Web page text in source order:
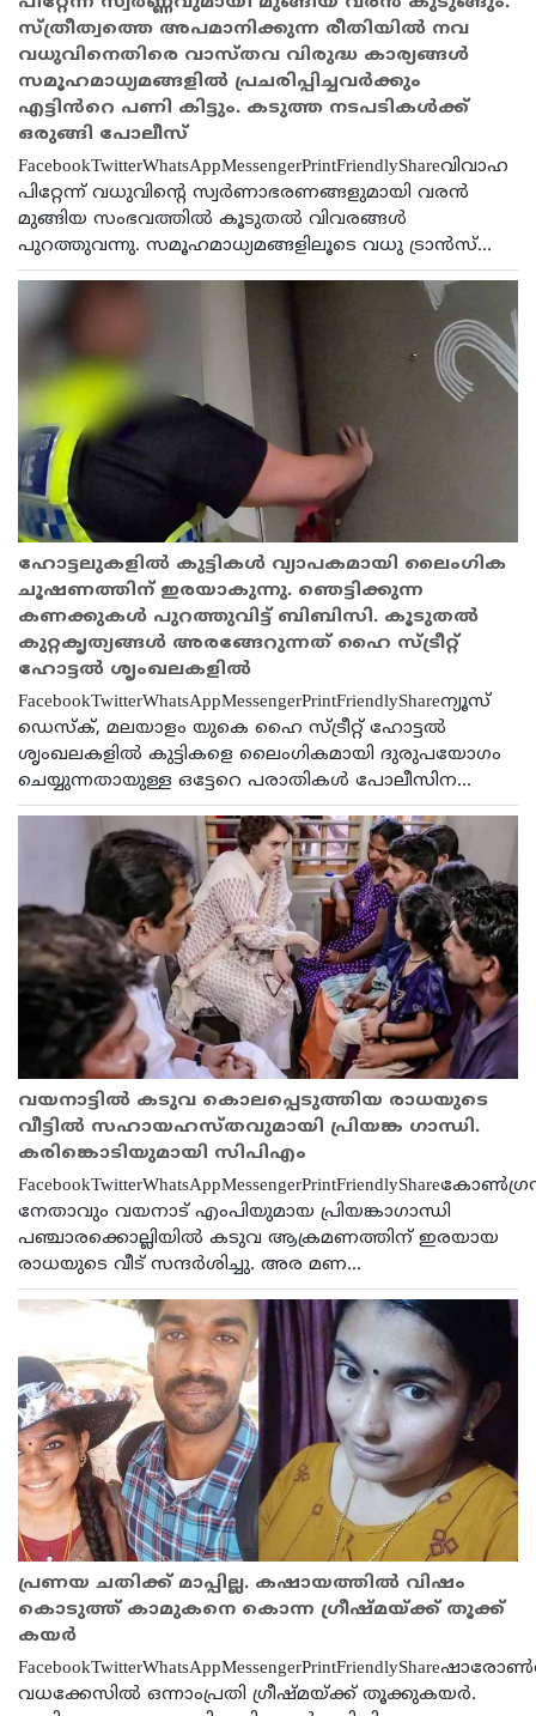
സ്ത്രീത്വത്തെ അപമാനിക്കുന്ന രീതിയിൽ നവ
വധുവിനെതിരെ വാസ്തവ വിരുദ്ധ കാര്യങ്ങൾ
സമൂഹമാധ്യമങ്ങളിൽ പ്രചരിപ്പിച്ചവർക്കും
എട്ടിൻറെ പണി കിട്ടും. കടുത്ത നടപടികൾക്ക്
ഒരുങ്ങി പോലീസ്
FacebookTwitterWhatsAppMessengerPrintFriendlyShareവിവാഹ
പിറ്റേന്ന് വധുവിന്റെ സ്വർണാഭരണങ്ങളുമായി വരൻ
മുങ്ങിയ സംഭവത്തിൽ കൂടുതൽ വിവരങ്ങൾ
പുറത്തുവന്നു. സമൂഹമാധ്യമങ്ങളിലൂടെ വധു ട്രാൻസ്...
ഹോട്ടലുകളിൽ കുട്ടികൾ വ്യാപകമായി ലൈംഗിക
ചൂഷണത്തിന് ഇരയാകുന്നു. ഞെട്ടിക്കുന്ന
കണക്കുകൾ പുറത്തുവിട്ട് ബിബിസി. കൂടുതൽ
കുറ്റകൃത്യങ്ങൾ അരങ്ങേറുന്നത് ഹൈ സ്ട്രീറ്റ്
ഹോട്ടൽ ശൃംഖലകളിൽ
FacebookTwitterWhatsAppMessengerPrintFriendlyShareന്യൂസ്
ഡെസ്ക്, മലയാളം യുകെ ഹൈ സ്ട്രീറ്റ് ഹോട്ടൽ
ശൃംഖലകളിൽ കുട്ടികളെ ലൈംഗികമായി ദുരുപയോഗം
ചെയ്യുന്നതായുള്ള ഒട്ടേറെ പരാതികൾ പോലീസിന...
വയനാട്ടിൽ കടുവ കൊലപ്പെടുത്തിയ രാധയുടെ
വീട്ടിൽ സഹായഹസ്തവുമായി പ്രിയങ്ക ഗാന്ധി.
കരിങ്കൊടിയുമായി സിപിഎം
നേതാവും വയനാട് എംപിയുമായ പ്രിയങ്കാഗാന്ധി
പഞ്ചാരക്കൊല്ലിയില്‍ കടുവ ആക്രമണത്തിന് ഇരയായ
രാധയുടെ വീട് സന്ദര്‍ശിച്ചു. അര മണ...
പ്രണയ ചതിക്ക് മാപ്പില്ല. കഷായത്തിൽ വിഷം
കൊടുത്ത് കാമുകനെ കൊന്ന ഗ്രീഷ്മയ്ക്ക് തൂക്ക്
കയർ
വധക്കേസിൽ ഒന്നാംപ്രതി ഗ്രീഷ്മയ്ക്ക് തൂക്കുകയർ.